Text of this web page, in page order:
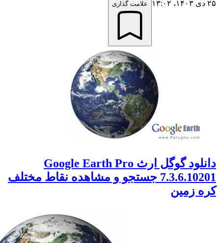
علامت گذاری
دانلود گوگل ارث Google Earth Pro
7.3.6.10201 جستجو و مشاهده نقاط مختلف
زمین